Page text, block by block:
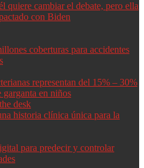
quiere cambiar el debate, pero ella
con Biden
coberturas para accidentes
representan del 15% – 30%
garganta en niños
historia clínica única para la
para predecir y controlar